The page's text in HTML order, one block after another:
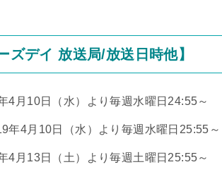
ズデイ 放送局/放送日時他】
4月10日（水）より毎週水曜日24:55～
年4月10日（水）より毎週水曜日25:55～
4月13日（土）より毎週土曜日25:55～